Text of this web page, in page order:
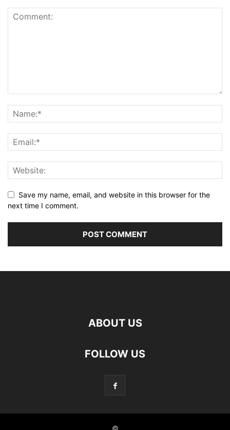
Save my name, email, and website in this browser for the
next time I comment.
ABOUT US
FOLLOW US